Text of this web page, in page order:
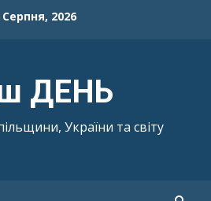
Серпня, 2026
ДЕНЬ
України та світу